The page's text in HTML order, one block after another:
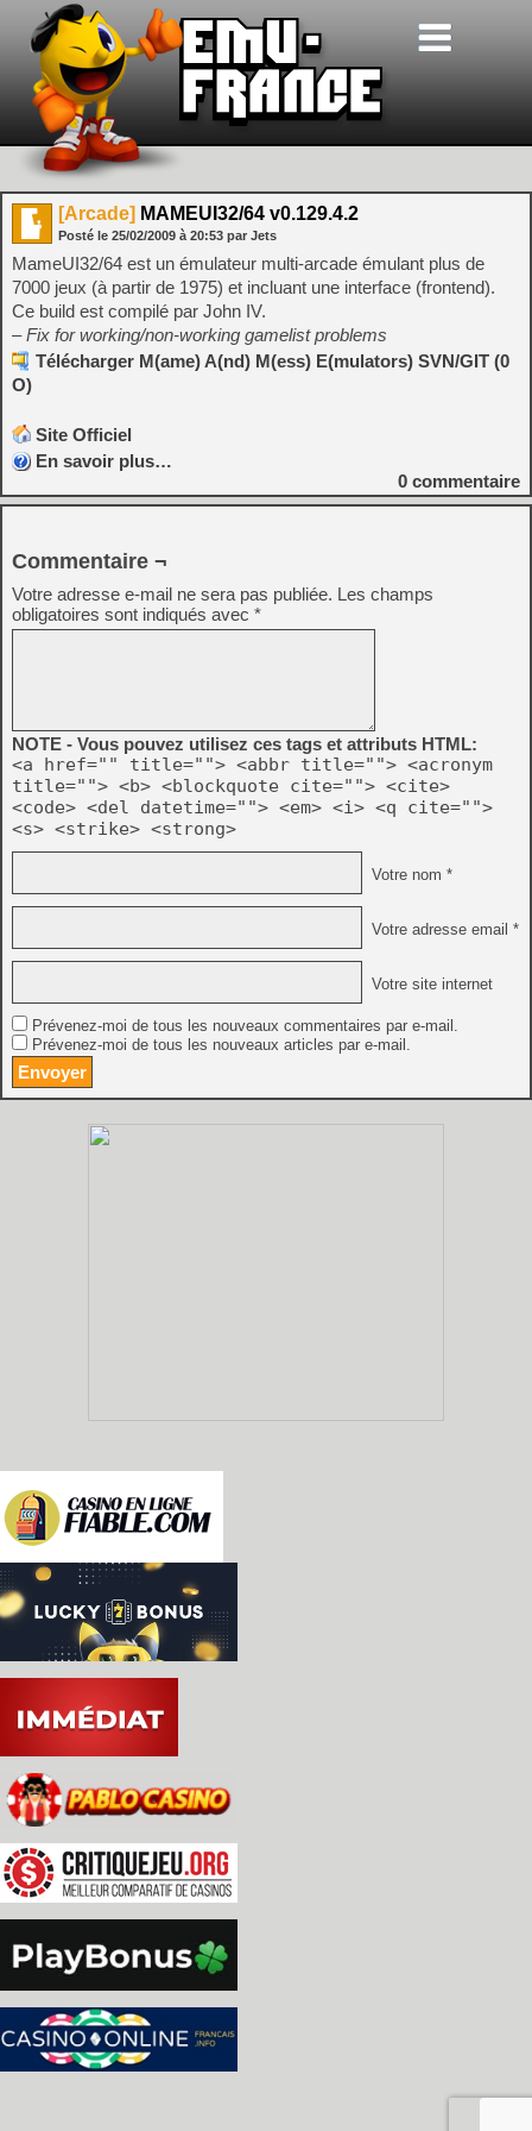
[Arcade] MAMEUI32/64 v0.129.4.2
Posté le 25/02/2009 à 20:53 par Jets
MameUI32/64 est un émulateur multi-arcade émulant plus de
7000 jeux (à partir de 1975) et incluant une interface (frontend).
Ce build est compilé par John IV.
– Fix for working/non-working gamelist problems
Télécharger M(ame) A(nd) M(ess) E(mulators) SVN/GIT (0
O)
Site Officiel
En savoir plus…
0 commentaire
Commentaire ¬
Votre adresse e-mail ne sera pas publiée. Les champs
obligatoires sont indiqués avec *
NOTE - Vous pouvez utilisez ces tags et attributs HTML:
<a href="" title=""> <abbr title=""> <acronym
title=""> <b> <blockquote cite=""> <cite>
<code> <del datetime=""> <em> <i> <q cite="">
<s> <strike> <strong>
Votre nom *
Votre adresse email *
Votre site internet
Prévenez-moi de tous les nouveaux commentaires par e-mail.
Prévenez-moi de tous les nouveaux articles par e-mail.